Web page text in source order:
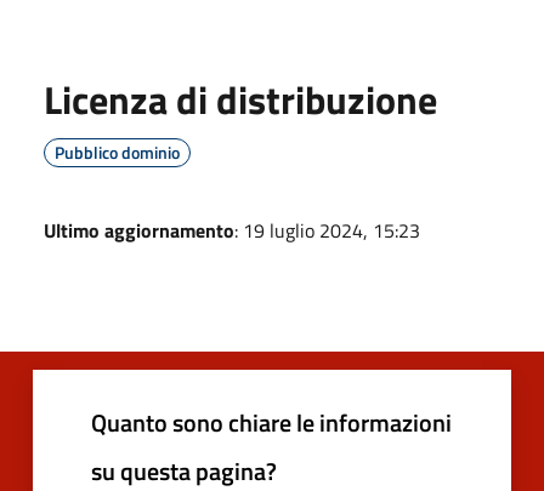
Licenza di distribuzione
Pubblico dominio
Ultimo aggiornamento: 19 luglio 2024, 15:23
Quanto sono chiare le informazioni
su questa pagina?